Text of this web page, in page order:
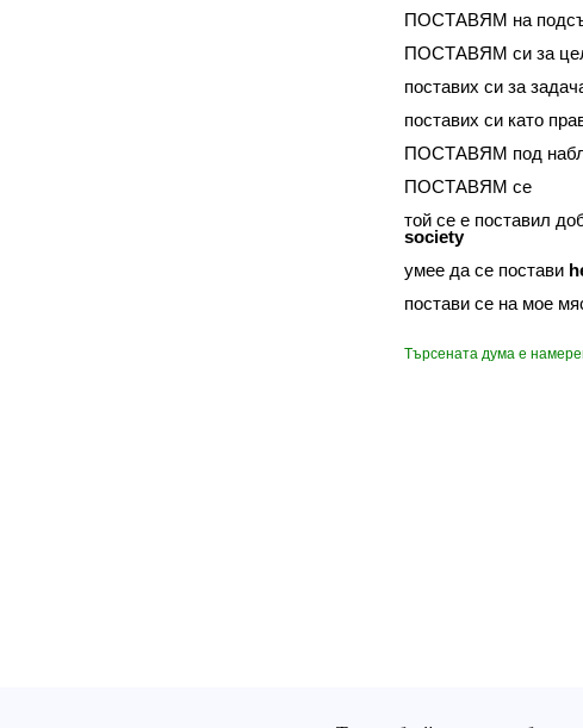
ПОСТАВЯМ на
ПОСТАВЯМ си за
поставих си за
поставих си като
ПОСТАВЯМ под
ПОСТАВЯМ се
той се е поставил
society
умее да се постави
постави се на мое
Търсената дума е